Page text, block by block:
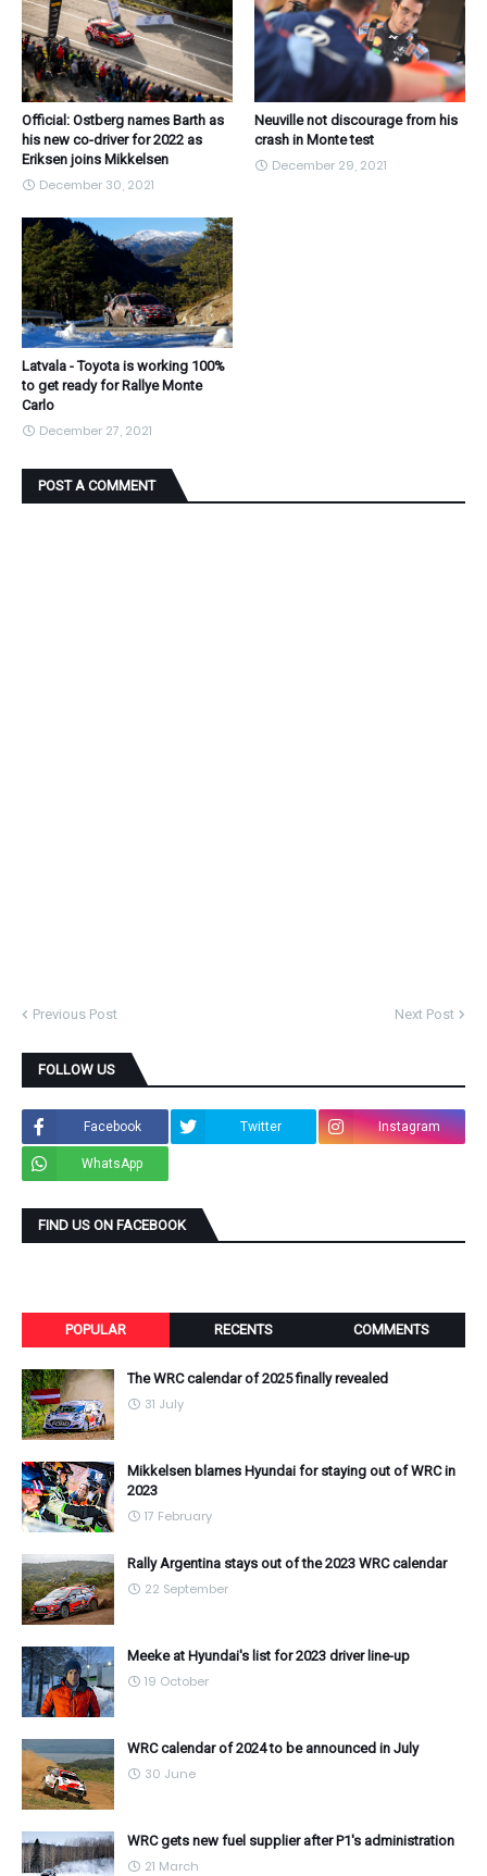
Official: Ostberg names Barth as
his new co-driver for 2022 as
Eriksen joins Mikkelsen
December 30, 2021
Neuville not discourage from his
crash in Monte test
December 29, 2021
Latvala - Toyota is working 100%
to get ready for Rallye Monte
Carlo
December 27, 2021
POST A COMMENT
Previous Post Next Post
FOLLOW US
Facebook Twitter Instagram
WhatsApp
FIND US ON FACEBOOK
POPULAR RECENTS COMMENTS
The WRC calendar of 2025 finally revealed
31 July
Mikkelsen blames Hyundai for staying out of WRC in
2023
17 February
Rally Argentina stays out of the 2023 WRC calendar
22 September
Meeke at Hyundai's list for 2023 driver line-up
19 October
WRC calendar of 2024 to be announced in July
30 June
WRC gets new fuel supplier after P1's administration
21 March